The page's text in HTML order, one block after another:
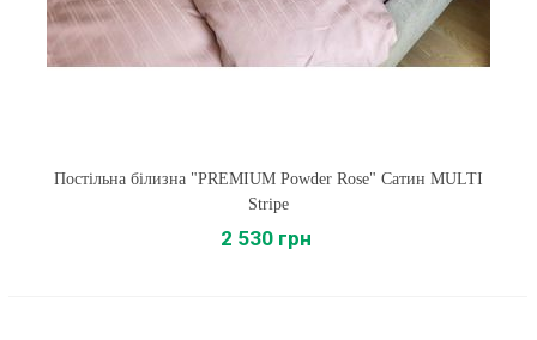
Постільна білизна "PREMIUM Powder Rose" Сатин MULTI
Stripe
2 530 грн